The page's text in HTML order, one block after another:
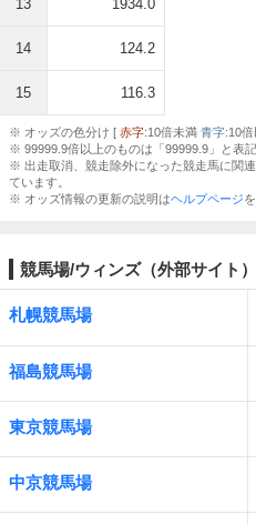
13 1934.0
14 124.2
15 116.3
※ オッズの色分け [ 赤字:10倍未満 青字:10
※ 99999.9倍以上のものは「99999.9」と表記
※ 出走取消、競走除外になった競走馬に関
ています。
※ オッズ情報の更新の説明はヘルプページ
競馬場/ウィンズ（外部サイト）
札幌競馬場
福島競馬場
東京競馬場
中京競馬場